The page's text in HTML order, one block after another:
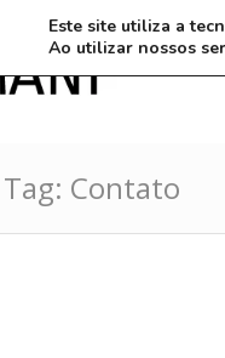
Contato
Este site utiliza a
Ao utilizar nossos